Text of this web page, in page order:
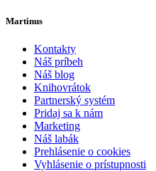
Martinus
Kontakty
Náš príbeh
Náš blog
Knihovrátok
Partnerský systém
Pridaj sa k nám
Marketing
Náš labák
Prehlásenie o cookies
Vyhlásenie o prístupnosti